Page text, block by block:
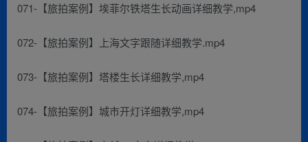
071-【旅拍案例】埃菲尔铁塔生长动画详细教学,mp4
072-【旅拍案例】上海文字跟随详细教学.mp4
073-【旅拍案例】塔楼生长详细教学,mp4
074-【旅拍案例】城市开灯详细教学,mp4